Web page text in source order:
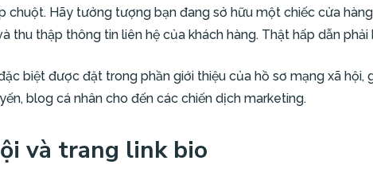
chuột. Hãy tưởng tượng bạn đang sở hữu một chiếc cửa
thu thập thông tin liên hệ của khách hàng. Thật hấp dẫn phải
biệt được đặt trong phần giới thiệu của hồ sơ mạng xã
blog cá nhân cho đến các chiến dịch marketing.
và trang link bio